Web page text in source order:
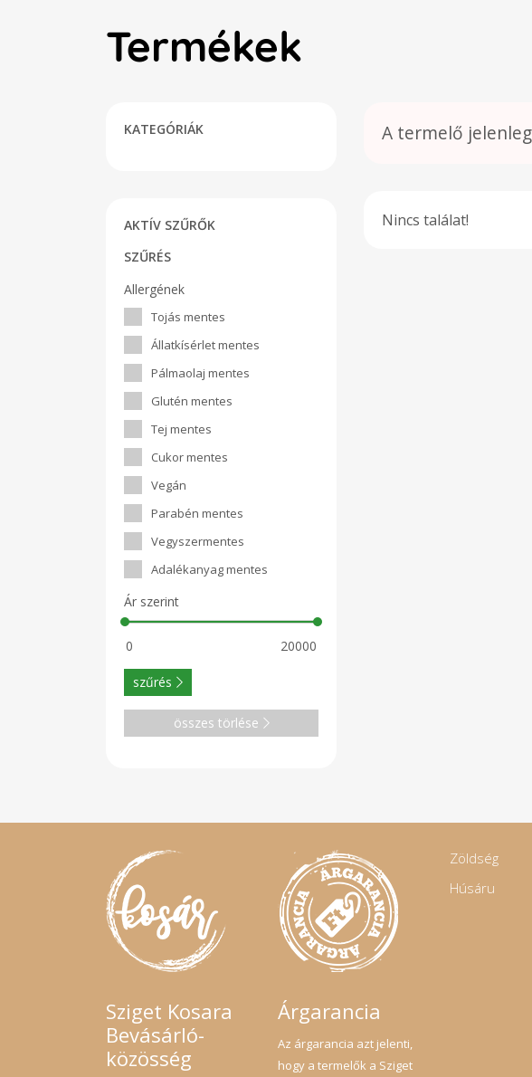
Termékek
KATEGÓRIÁK
AKTÍV SZŰRŐK
SZŰRÉS
Allergének
Tojás mentes
Állatkísérlet mentes
Pálmaolaj mentes
Glutén mentes
Tej mentes
Cukor mentes
Vegán
Parabén mentes
Vegyszermentes
Adalékanyag mentes
Ár szerint
szűrés
összes törlése
A termelő
Nincs találat!
Sziget Kosara
Bevásárló-
közösség
Árgarancia
Az árgarancia azt jelenti,
hogy a termelők a Sziget
Zöldség
Húsáru